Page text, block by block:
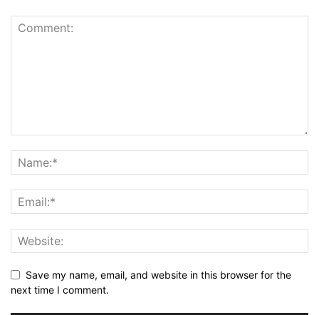
Save my name, email, and website in this browser for the
next time I comment.